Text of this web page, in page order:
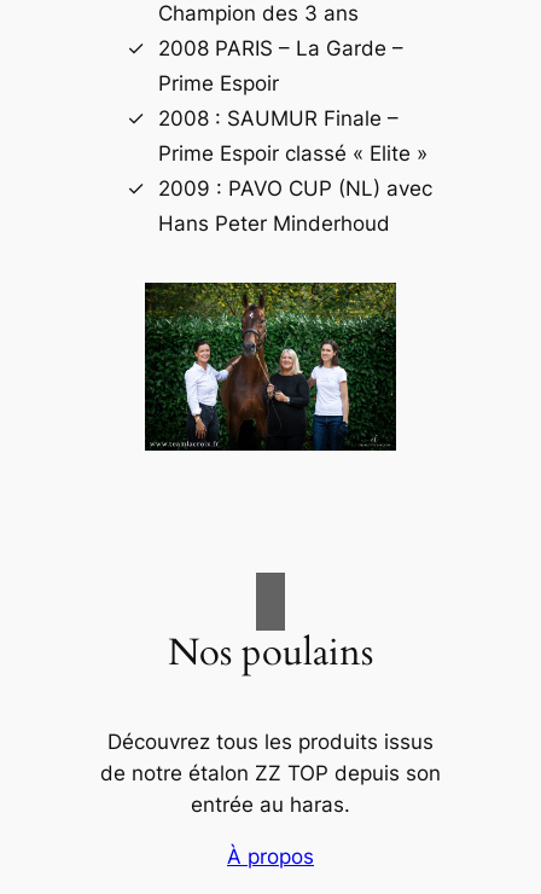
Champion des 3 ans
2008 PARIS – La Garde –
Prime Espoir
2008 : SAUMUR Finale –
Prime Espoir classé « Elite »
2009 : PAVO CUP (NL) avec
Hans Peter Minderhoud
Nos poulains
Découvrez tous les produits issus
de notre étalon ZZ TOP depuis son
entrée au haras.
À propos